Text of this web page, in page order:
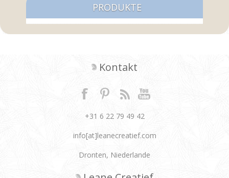
PRODUKTE
Kontakt
+31 6 22 79 49 42
info[at]leanecreatief.com
Dronten, Niederlande